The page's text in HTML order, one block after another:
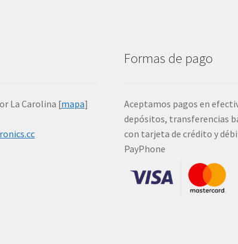
La Carolina [mapa]
Formas de pago
Aceptamos pagos en
depósitos, transferencias
con tarjeta de crédito y
PayPhone